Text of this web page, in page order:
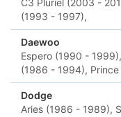
C3 Pluriel (2003 -
(1993 - 1997),
Daewoo
Espero (1990 - 1999),
(1986 - 1994),
Dodge
Aries (1986 - 1989),